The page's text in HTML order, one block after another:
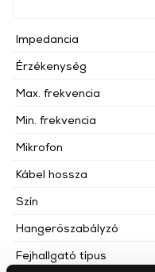
Impedancia
Érzékenység
Max. frekvencia
Min. frekvencia
Mikrofon
Kábel hossza
Szín
Hangerőszabályzó
Fejhallgató típus